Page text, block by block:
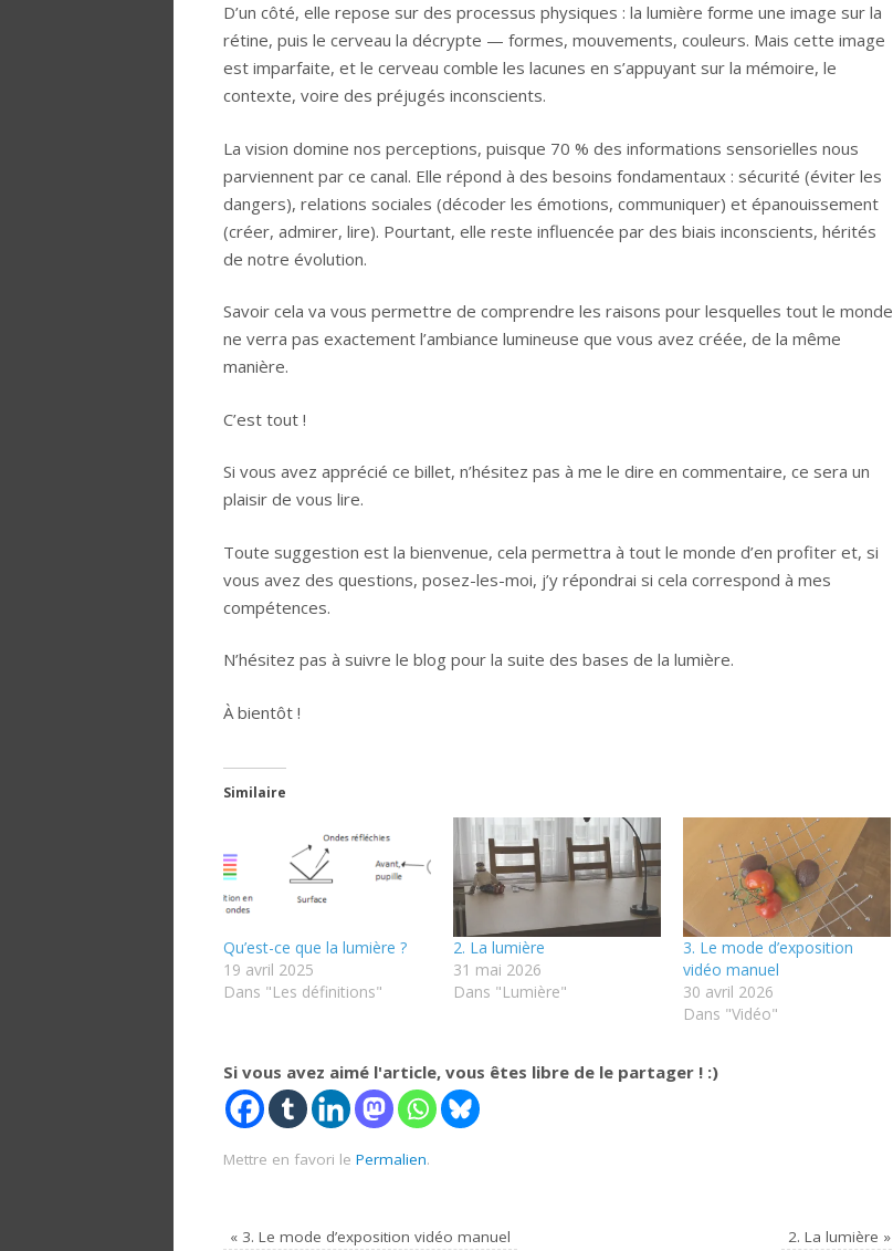
D’un côté, elle repose sur des processus physiques : la lumière forme une image sur la
rétine, puis le cerveau la décrypte — formes, mouvements, couleurs. Mais cette image
est imparfaite, et le cerveau comble les lacunes en s’appuyant sur la mémoire, le
contexte, voire des préjugés inconscients.
La vision domine nos perceptions, puisque 70 % des informations sensorielles nous
parviennent par ce canal. Elle répond à des besoins fondamentaux : sécurité (éviter les
dangers), relations sociales (décoder les émotions, communiquer) et épanouissement
(créer, admirer, lire). Pourtant, elle reste influencée par des biais inconscients, hérités
de notre évolution.
Savoir cela va vous permettre de comprendre les raisons pour lesquelles tout le monde
ne verra pas exactement l’ambiance lumineuse que vous avez créée, de la même
manière.
C’est tout !
Si vous avez apprécié ce billet, n’hésitez pas à me le dire en commentaire, ce sera un
plaisir de vous lire.
Toute suggestion est la bienvenue, cela permettra à tout le monde d’en profiter et, si
vous avez des questions, posez-les-moi, j’y répondrai si cela correspond à mes
compétences.
N’hésitez pas à suivre le blog pour la suite des bases de la lumière.
À bientôt !
Similaire
Qu’est-ce que la lumière ?
19 avril 2025
Dans "Les définitions"
2. La lumière
31 mai 2026
Dans "Lumière"
3. Le mode d’exposition
vidéo manuel
30 avril 2026
Dans "Vidéo"
Si vous avez aimé l'article, vous êtes libre de le partager ! :)
Mettre en favori le Permalien.
« 3. Le mode d’exposition vidéo manuel 2. La lumière »